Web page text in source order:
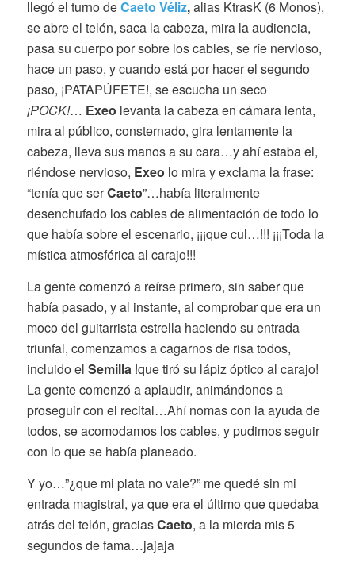
llegó el turno deCaeto Véliz,alias KtrasK (6 Monos),
se abre el telón, saca la cabeza, mira la audiencia,
pasa su cuerpo por sobre los cables, se ríe nervioso,
hace un paso, y cuando está por hacer el segundo
paso, ¡PATAPÚFETE!, se escucha un seco
¡POCK!… Exeo levanta la cabeza en cámara lenta,
mira al público, consternado, gira lentamente la
cabeza, lleva sus manos a su cara…y ahí estaba el,
riéndose nervioso, Exeo lo mira y exclama la frase:
“tenía que serCaeto”…había literalmente
desenchufado los cables de alimentación de todo lo
que había sobre el escenario, ¡¡¡que cul…!!! ¡¡¡Toda la
mística atmosférica al carajo!!!
La gente comenzó a reírse primero, sin saber que
había pasado, y al instante, al comprobar que era un
moco del guitarrista estrella haciendo su entrada
triunfal, comenzamos a cagarnos de risa todos,
incluido el Semilla!que tiró su lápiz óptico al carajo!
La gente comenzó a aplaudir, animándonos a
proseguir con el recital…Ahí nomas con la ayuda de
todos, se acomodamos los cables, y pudimos seguir
con lo que se había planeado.
Y yo…”¿que mi plata no vale?” me quedé sin mi
entrada magistral, ya que era el último que quedaba
atrás del telón, graciasCaeto, a la mierda mis 5
segundos de fama…jajaja